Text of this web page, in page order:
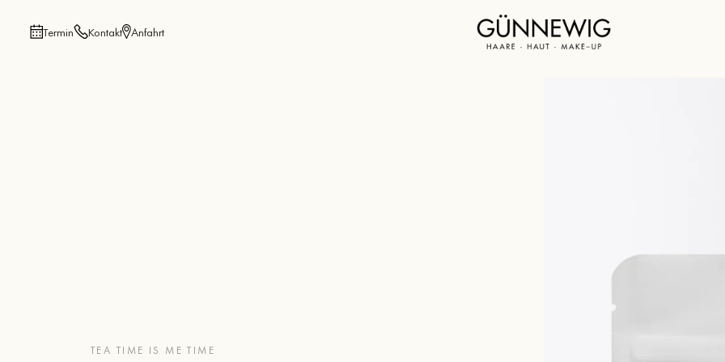
Termin Kontakt Anfahrt
TEA TIME IS ME TIME